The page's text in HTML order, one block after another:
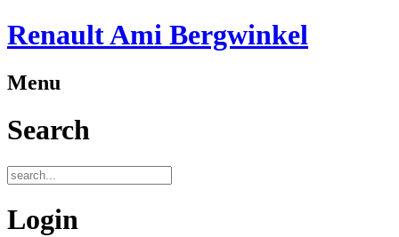
Renault Ami Bergwinkel
Menu
Search
Login